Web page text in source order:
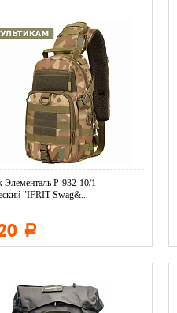
Элементаль Р-932-10/1
"IFRIT Swag&...
Р